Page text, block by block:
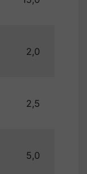
2,0
2,5
5,0